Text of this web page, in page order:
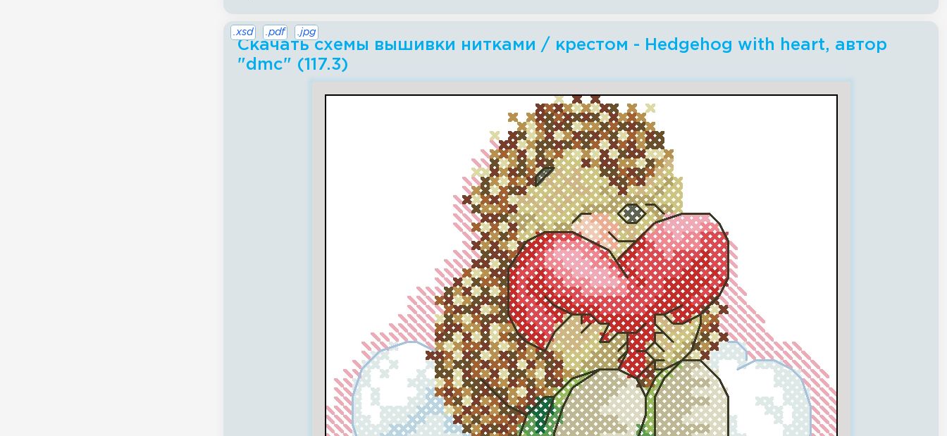
Скачать схемы вышивки нитками / крестом - Hedgehog with heart, автор
"dmc" (117.3)
.xsd .pdf .jpg